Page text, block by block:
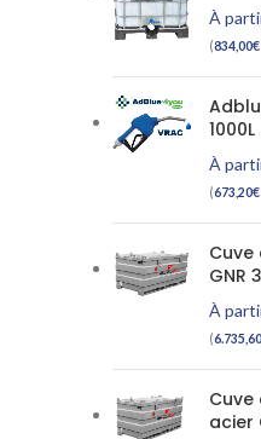
À
(834,00€
1000L
À
(673,20€
GNR
À
(6.735,60
Cuve
acier